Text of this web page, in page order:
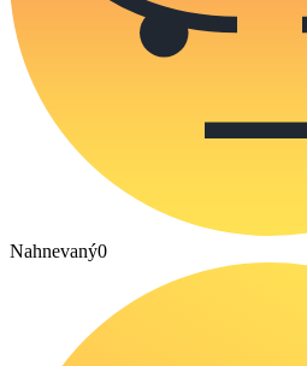
Nahnevaný0